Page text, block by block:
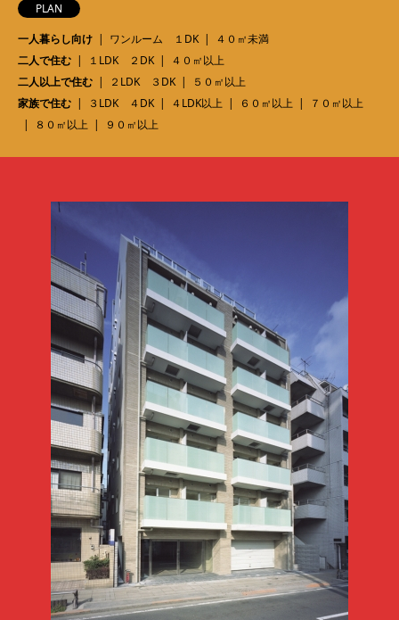
PLAN
一人暮らし向け
ワンルーム １DK
４０㎡未満
二人で住む
１LDK ２DK
４０㎡以上
二人以上で住む
２LDK ３DK
５０㎡以上
家族で住む
３LDK ４DK ４LDK以上 ６０㎡以上
７０㎡以上
８０㎡以上
９０㎡以上